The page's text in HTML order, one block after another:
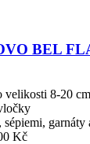
BEL
velikosti 8-20 cm
sépiemi, garnáty
Kč